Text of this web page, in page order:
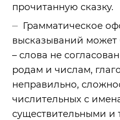
прочитанную сказку.
Грамматическое
высказываний
– слова не
родам и числам,
неправильно,
числительных с
существительными и